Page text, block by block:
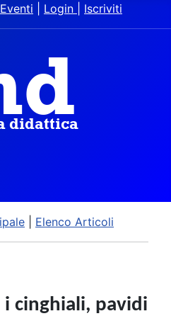
Eventi Login Iscriviti
Elenco Articoli
cinghiali, pavidi